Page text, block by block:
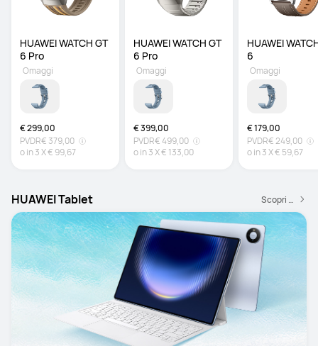
HUAWEI WATCH GT
€ 299,00
PVDR€ 379,00
o in3X€ 99,67
Omaggi
HUAWEI WATCH GT
€ 399,00
PVDR€ 499,00
o in3X€ 133,00
Omaggi
HUAWEI
6
€ 179,00
PVDR€ 249,00
o in3X€ 59,67
Omaggi
HUAWEI Tablet Scopri di più